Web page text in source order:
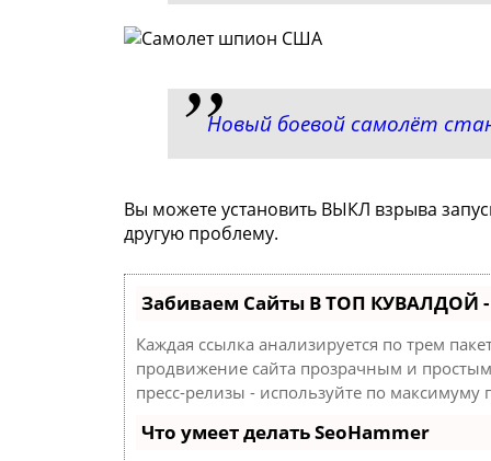
Новый боевой самолёт
Вы можете установить ВЫКЛ взрыва
другую проблему.
Забиваем Сайты В ТОП КУВАЛДОЙ
Каждая ссылка анализируется по трем
продвижение сайта прозрачным и
пресс-релизы - используйте по
Что умеет делать SeoHammer